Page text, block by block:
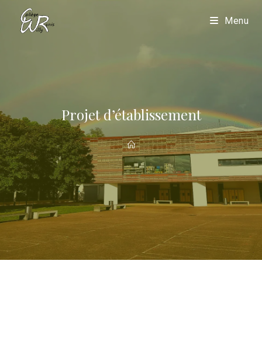
Menu
Projet d’établissement